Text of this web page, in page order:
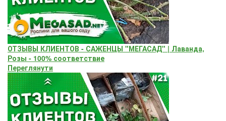
ОТЗЫВЫ КЛИЕНТОВ - САЖЕНЦЫ "МЕГАСАД" | Лаванда,
Розы - 100% соответствие
Переглянути